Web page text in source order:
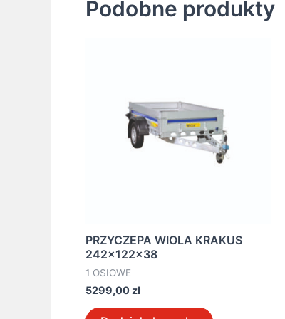
Podobne produkty
PRZYCZEPA WIOLA KRAKUS
242x122x38
1 OSIOWE
5299,00 zł